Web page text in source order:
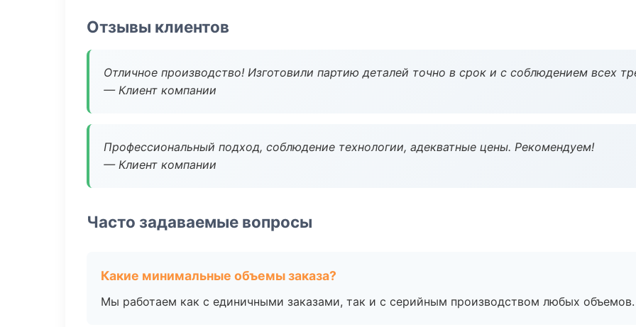
Отзывы клиентов
Отличное производство! Изготовили партию деталей точно в срок и с соблюдением всех
— Клиент компании
Профессиональный подход, соблюдение технологии, адекватные цены. Рекомендуем!
— Клиент компании
Часто задаваемые вопросы
Какие минимальные объемы заказа?
Мы работаем как с единичными заказами, так и с серийным производством любых объемов.